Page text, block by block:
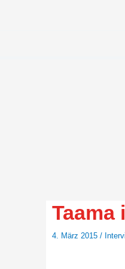
Taama
4. März 2015 /